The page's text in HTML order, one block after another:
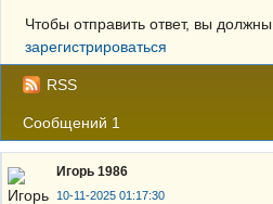
Чтобы отправить ответ, вы должны
зарегистрироваться
RSS
Сообщений 1
Игорь 1986
10-11-2025 01:17:30